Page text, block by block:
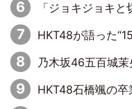
「ジョキジョキと切って
HKT48が語った“15周年本の思い出”
乃木坂46五百城茉央、ルームウエアでリ
HKT48石橋颯の卒業に寄